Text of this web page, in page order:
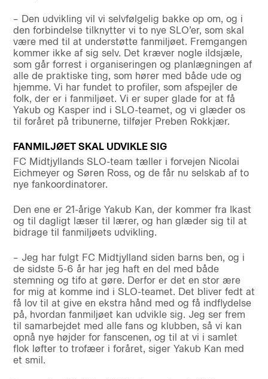
– Den udvikling vil vi selvfølgelig bakke op om, og i
den forbindelse tilknytter vi to nye SLO’er, som skal
være med til at understøtte fanmiljøet. Fremgangen
kommer ikke af sig selv. Det kræver nogle ildsjæle,
som går forrest i organiseringen og planlægningen af
alle de praktiske ting, som hører med både ude og
hjemme. Vi har fundet to profiler, som afspejler de
folk, der er i fanmiljøet. Vi er super glade for at få
Yakub og Kasper ind i SLO-teamet, og vi glæder os
til foråret på tribunerne, tilføjer Preben Rokkjær.
FANMILJØET SKAL UDVIKLE SIG
FC Midtjyllands SLO-team tæller i forvejen Nicolai
Eichmeyer og Søren Ross, og de får nu selskab af to
nye fankoordinatorer.
Den ene er 21-årige Yakub Kan, der kommer fra Ikast
og til dagligt læser til lærer, og han glæder sig til at
bidrage til fanmiljøets udvikling.
– Jeg har fulgt FC Midtjylland siden barns ben, og i
de sidste 5-6 år har jeg haft en del med både
stemning og tifo at gøre. Derfor er det en stor ære
for mig at komme ind i SLO-teamet. Det bliver fedt at
få lov til at give en ekstra hånd med og få indflydelse
på, hvordan fanmiljøet kan udvikle sig. Jeg ser frem
til samarbejdet med alle fans og klubben, så vi kan
opnå nye højder for fanscenen, og til at vi i samlet
flok løfter to trofæer i foråret, siger Yakub Kan med
et smil.